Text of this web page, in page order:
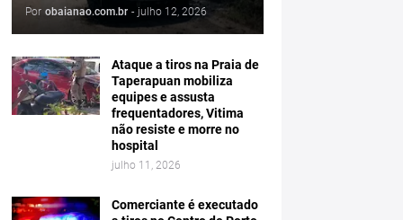
Por obaianao.com.br - julho 12, 2026
Ataque a tiros na Praia de
Taperapuan mobiliza
equipes e assusta
frequentadores, Vitima
não resiste e morre no
hospital
julho 11, 2026
Comerciante é executado